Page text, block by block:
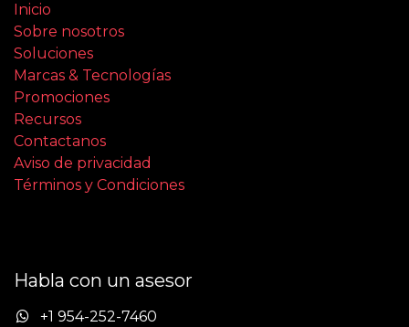
Inicio
Sobre nosotros
Soluciones
Marcas & Tecnologías
Promociones
Recursos
Contactanos
Aviso de privacidad
Términos y Condiciones
Habla con un asesor
+1 954-252-7460